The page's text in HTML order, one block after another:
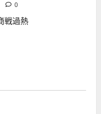
0
戦過熱